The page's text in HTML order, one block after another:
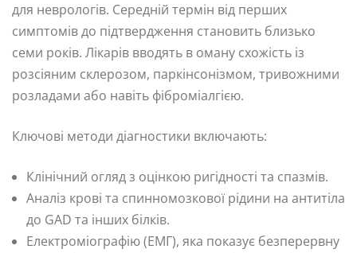
для неврологів. Середній термін від перших
симптомів до підтвердження становить близько
семи років. Лікарів вводять в оману схожість із
розсіяним склерозом, паркінсонізмом, тривожними
розладами або навіть фіброміалгією.
Ключові методи діагностики включають:
Клінічний огляд з оцінкою ригідності та спазмів.
Аналіз крові та спинномозкової рідини на антитіла
до GAD та інших білків.
Електроміографію (ЕМГ), яка показує безперервну